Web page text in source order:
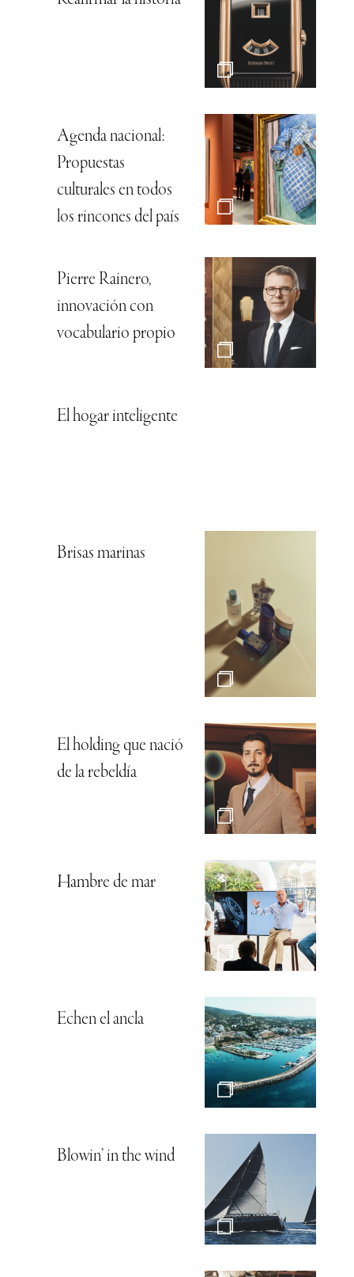
Agenda nacional:
Propuestas
culturales en todos
los rincones del país
Pierre Rainero,
innovación con
vocabulario propio
El hogar inteligente
Brisas marinas
El holding que nació
de la rebeldía
Hambre de mar
Echen el ancla
Blowin’ in the wind